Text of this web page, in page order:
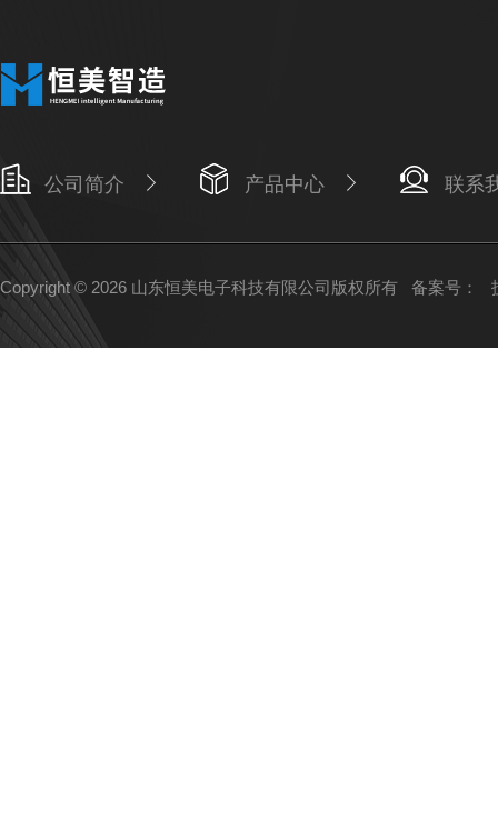
公司简介 产品中心 联系
Copyright © 2026 山东恒美电子科技有限公司版权所有 备案号：